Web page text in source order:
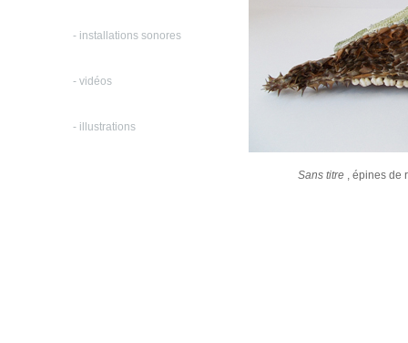
- installations sonores
- vidéos
- illustrations
Sans titre , épines de